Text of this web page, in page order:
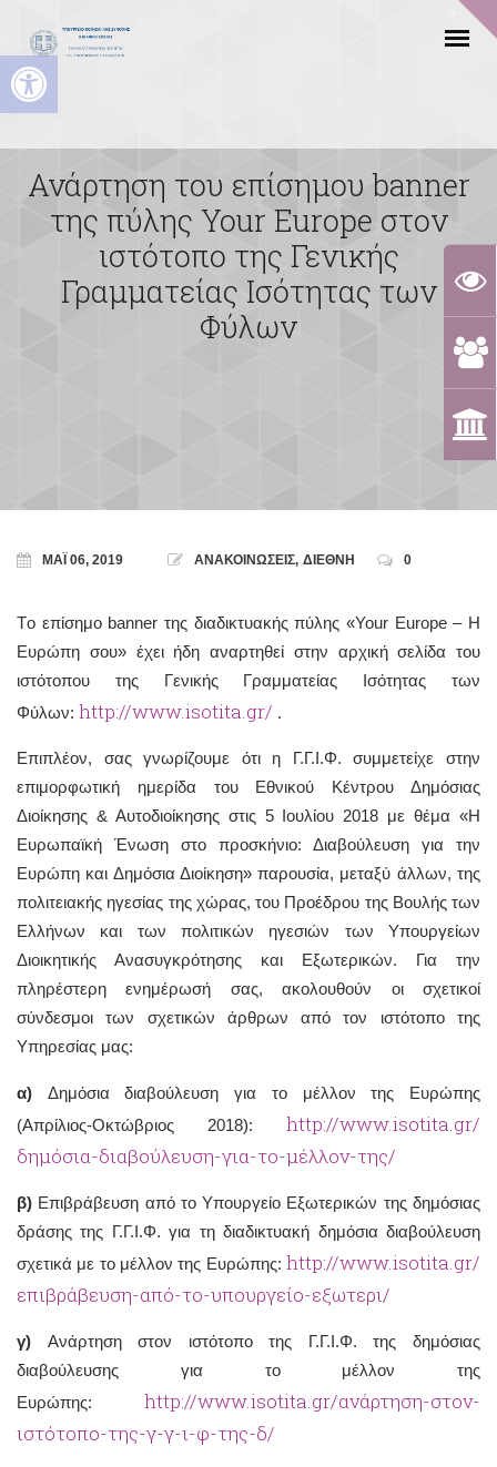
Ανοίξτε τη γραμμή εργαλείων
Ανάρτηση του επίσημου banner
της πύλης Your Europe στον
ιστότοπο της Γενικής
Γραμματείας Ισότητας των
Φύλων
ΜΆΙ 06, 2019 ΑΝΑΚΟΙΝΩΣΕΙΣ, ΔΙΕΘΝΗ 0
Tο επίσημο banner της διαδικτυακής πύλης «Your Europe – Η
Ευρώπη σου» έχει ήδη αναρτηθεί στην αρχική σελίδα του
ιστότοπου της Γενικής Γραμματείας Ισότητας των
Φύλων: http://www.isotita.gr/ .
Επιπλέον, σας γνωρίζουμε ότι η Γ.Γ.Ι.Φ. συμμετείχε στην
επιμορφωτική ημερίδα του Εθνικού Κέντρου Δημόσιας
Διοίκησης & Αυτοδιοίκησης στις 5 Ιουλίου 2018 με θέμα «Η
Ευρωπαϊκή Ένωση στο προσκήνιο: Διαβούλευση για την
Ευρώπη και Δημόσια Διοίκηση» παρουσία, μεταξύ άλλων, της
πολιτειακής ηγεσίας της χώρας, του Προέδρου της Βουλής των
Ελλήνων και των πολιτικών ηγεσιών των Υπουργείων
Διοικητικής Ανασυγκρότησης και Εξωτερικών. Για την
πληρέστερη ενημέρωσή σας, ακολουθούν οι σχετικοί
σύνδεσμοι των σχετικών άρθρων από τον ιστότοπο της
Υπηρεσίας μας:
α) Δημόσια διαβούλευση για το μέλλον της Ευρώπης
(Απρίλιος-Οκτώβριος 2018): http://www.isotita.gr/
δημόσια-διαβούλευση-για-το-μέλλον-της/
β) Επιβράβευση από το Υπουργείο Εξωτερικών της δημόσιας
δράσης της Γ.Γ.Ι.Φ. για τη διαδικτυακή δημόσια διαβούλευση
σχετικά με το μέλλον της Ευρώπης: http://www.isotita.gr/
επιβράβευση-από-το-υπουργείο-εξωτερι/
γ) Ανάρτηση στον ιστότοπο της Γ.Γ.Ι.Φ. της δημόσιας
διαβούλευσης για το μέλλον της
Ευρώπης: http://www.isotita.gr/ανάρτηση-στον-
ιστότοπο-της-γ-γ-ι-φ-της-δ/